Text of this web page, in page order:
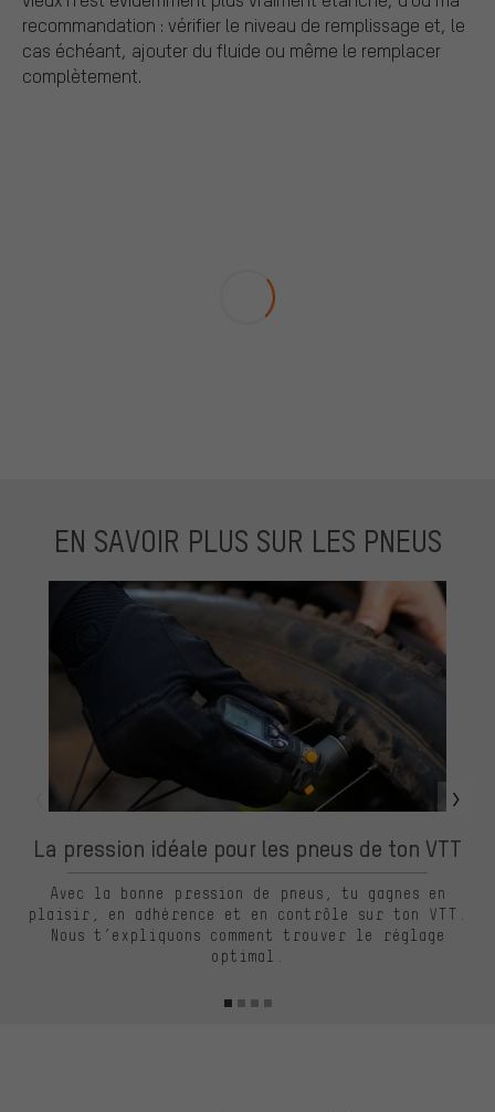
recommandation : vérifier le niveau de remplissage et, le
cas échéant, ajouter du fluide ou même le remplacer
complètement.
EN SAVOIR PLUS SUR LES PNEUS
La pression idéale pour les pneus de ton VTT
Avec la bonne pression de pneus, tu gagnes en
plaisir, en adhérence et en contrôle sur ton VTT.
Nous t’expliquons comment trouver le réglage
optimal.